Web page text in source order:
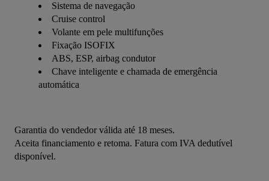
Sistema de navegação
Cruise control
Volante em pele multifunções
Fixação ISOFIX
ABS, ESP, airbag condutor
Chave inteligente e chamada de emergência
automática
Garantia do vendedor válida até 18 meses.
Aceita financiamento e retoma. Fatura com IVA dedutível
disponível.